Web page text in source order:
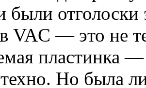
были
VAC — это не
пластинка
Но была